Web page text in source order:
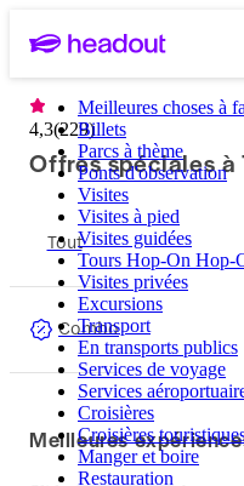
Meilleures choses à
Billets
Parcs à thème
Ponts d'observation
Visites
Visites à pied
Visites guidées
Tours Hop-On Hop-
Visites privées
Excursions
Transport
En transports publics
Services de voyage
Services
Croisières
Croisières
Manger et boire
Restauration
4,3(229)
Offres spéciales à
Tout
Combo
Meilleures